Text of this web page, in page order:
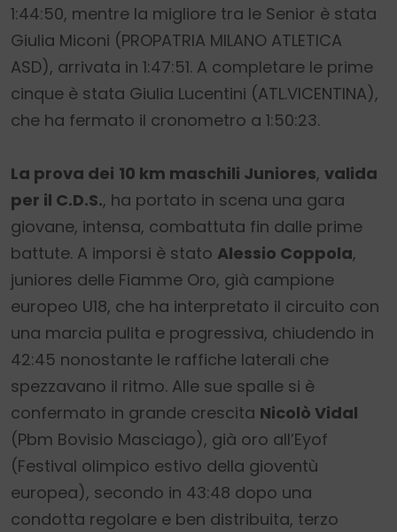
1:44:50, mentre la migliore tra le Senior è stata
Giulia Miconi (PROPATRIA MILANO ATLETICA
ASD), arrivata in 1:47:51. A completare le prime
cinque è stata Giulia Lucentini (ATL.VICENTINA),
che ha fermato il cronometro a 1:50:23.
La prova dei 10 km maschili Juniores, valida
per il C.D.S., ha portato in scena una gara
giovane, intensa, combattuta fin dalle prime
battute. A imporsi è stato Alessio Coppola,
juniores delle Fiamme Oro, già campione
europeo U18, che ha interpretato il circuito con
una marcia pulita e progressiva, chiudendo in
42:45 nonostante le raffiche laterali che
spezzavano il ritmo. Alle sue spalle si è
confermato in grande crescita Nicolò Vidal
(Pbm Bovisio Masciago), già oro all’Eyof
(Festival olimpico estivo della gioventù
europea), secondo in 43:48 dopo una
condotta regolare e ben distribuita, terzo